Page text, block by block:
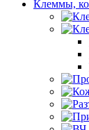
Клеммы,